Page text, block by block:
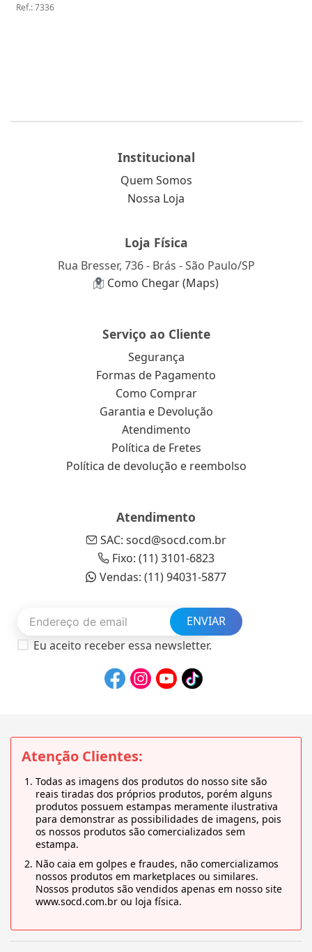
Ref.:7336
Institucional
Quem Somos
Nossa Loja
Loja Física
Rua Bresser, 736 - Brás - São Paulo/SP
Como Chegar (Maps)
Serviço ao Cliente
Segurança
Formas de Pagamento
Como Comprar
Garantia e Devolução
Atendimento
Política de Fretes
Política de devolução e reembolso
Atendimento
SAC: socd@socd.com.br
Fixo: (11) 3101-6823
Vendas: (11) 94031-5877
ENVIAR
Eu aceito receber essa newsletter.
Atenção Clientes:
Todas as imagens dos produtos do nosso site são
reais tiradas dos próprios produtos, porém alguns
produtos possuem estampas meramente ilustrativa
para demonstrar as possibilidades de imagens, pois
os nossos produtos são comercializados sem
estampa.
Não caia em golpes e fraudes, não comercializamos
nossos produtos em marketplaces ou similares.
Nossos produtos são vendidos apenas em nosso site
www.socd.com.br ou loja física.